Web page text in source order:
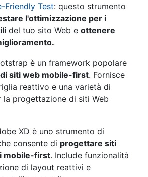
Friendly Test: questo strumento
l'ottimizzazione per i
del tuo sito Web e ottenere
è un framework popolare
siti web mobile-first. Fornisce
reattivo e una varietà di
la progettazione di siti Web
XD è uno strumento di
consente di progettare siti
mobile-first. Include funzionalità
di layout reattivi e